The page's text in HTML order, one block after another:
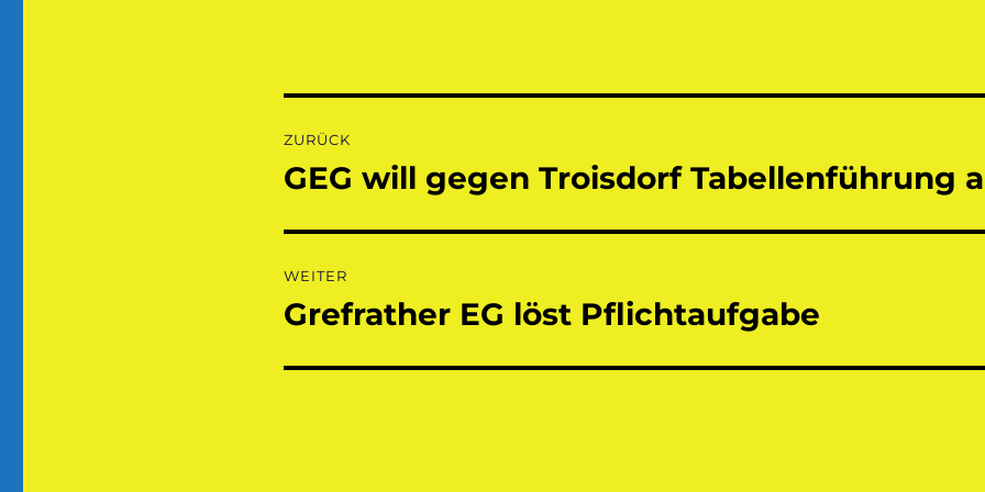
ZURÜCK
Vorheriger
GEG will gegen Troisdorf Tabellenführung
WEITER
Nächster
Grefrather EG löst Pflichtaufgabe